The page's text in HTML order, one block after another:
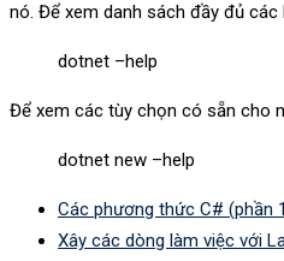
nó. Để xem danh sách đầy đủ các
dotnet –help
Để xem các tùy chọn có sẵn cho
dotnet new –help
Các phương thức C# (phần
Xây các dòng làm việc với